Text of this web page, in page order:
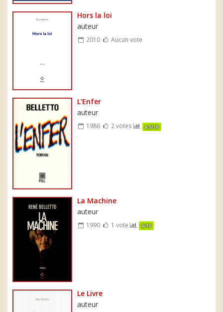
Hors la loi
auteur
2010 Aucun vote
L'Enfer
auteur
1986 2 votes 6.5/10
La Machine
auteur
1990 1 vote 6/10
Le Livre
auteur